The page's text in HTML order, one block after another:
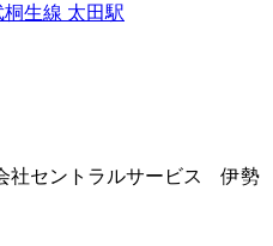
生線 太田駅
社セントラルサービス 伊勢